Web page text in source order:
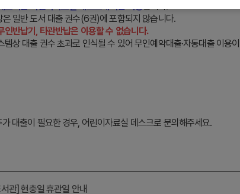
일반 도서 대출 권수(6권)에 포함되지 않습니다.
인반납기, 타관반납은 이용할 수 없습니다.
상 대출 권수 초과로 인식될 수 있어 무인예약대출·자동대출 이용
대출이 필요한 경우, 어린이자료실 데스크로 문의해주세요.
관] 현충일 휴관일 안내